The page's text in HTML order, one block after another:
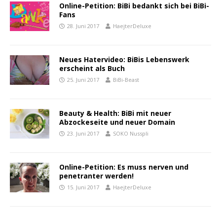
Online-Petition: BiBi bedankt sich bei BiBi-
Fans
28. Juni 2017 HaejterDeluxe
Neues Hatervideo: BiBis Lebenswerk
erscheint als Buch
25. Juni 2017 BiBi-Beast
Beauty & Health: BiBi mit neuer
Abzockeseite und neuer Domain
23. Juni 2017 SOKO Nusspli
Online-Petition: Es muss nerven und
penetranter werden!
15. Juni 2017 HaejterDeluxe